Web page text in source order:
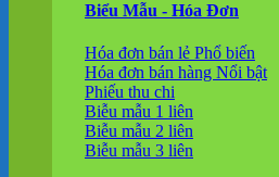
Biểu Mẫu - Hóa Đơn
Hóa đơn bán lẻ
Hóa đơn bán hàng
Phiếu thu chi
Biễu mẫu 1 liên
Biễu mẫu 2 liên
Biễu mẫu 3 liên